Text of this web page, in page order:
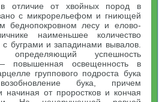
в отличие от хвойных пород в
с микрорельефом и гниющей
беднопокровном лесу и елово-
наименьшее количество
с буграми и западинами вывалов.
успешность
повышенная освещенность в
группового подроста бука
бука, причем
начиная от проростков и кончая